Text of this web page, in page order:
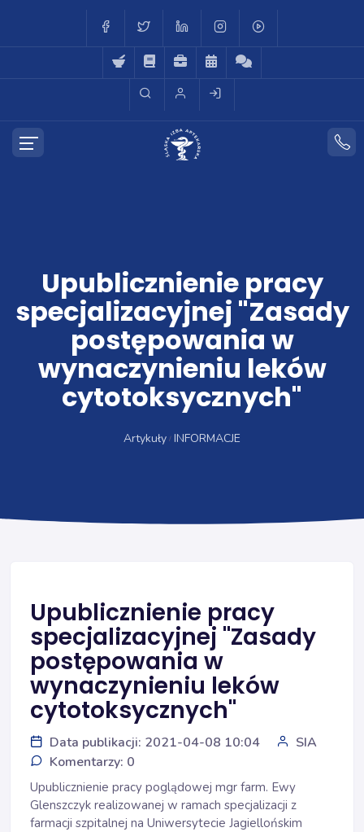
Upublicznienie pracy
specjalizacyjnej "Zasady
postępowania w
wynaczynieniu leków
cytotoksycznych"
Artykuły INFORMACJE
Upublicznienie pracy
specjalizacyjnej "Zasady
postępowania w
wynaczynieniu leków
cytotoksycznych"
Data publikacji: 2021-04-08 10:04
SIA
Komentarzy: 0
Upublicznienie pracy poglądowej mgr farm. Ewy
Glenszczyk realizowanej w ramach specjalizacji z
farmacji szpitalnej na Uniwersytecie Jagiellońskim